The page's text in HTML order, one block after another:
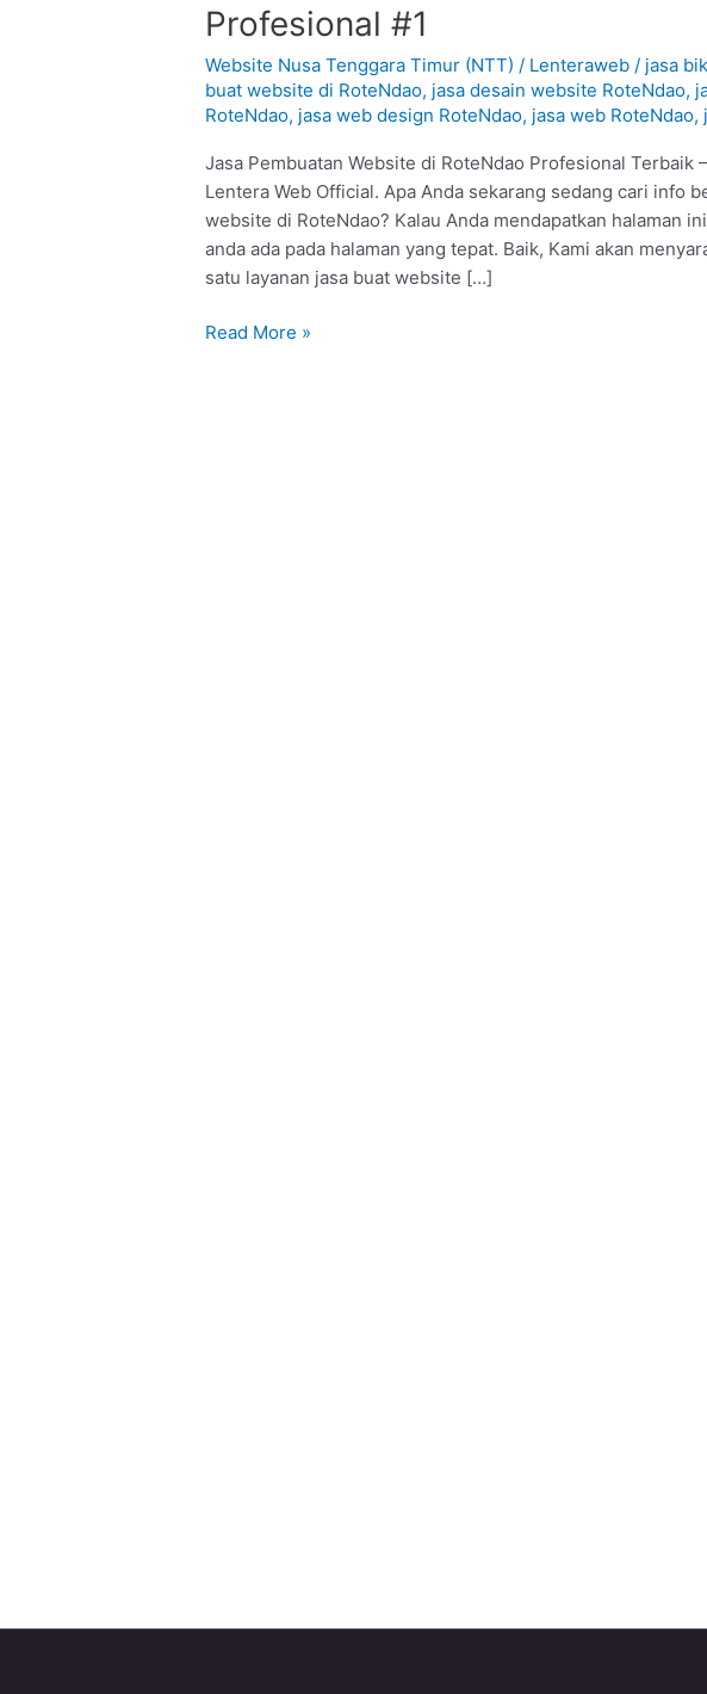
Profesional #1
Website Nusa Tenggara Timur (NTT) / Lenteraweb/ jasa
buat website di RoteNdao, jasa desain website RoteNdao,
RoteNdao, jasa web design RoteNdao, jasa web RoteNdao,
Jasa Pembuatan Website di RoteNdao Profesional Terbaik
Lentera Web Official. Apa Anda sekarang sedang cari info
website di RoteNdao? Kalau Anda mendapatkan halaman
anda ada pada halaman yang tepat. Baik, Kami akan
satu layanan jasa buat website […]
Website
di
RoteNdao
:
#1
Read More »